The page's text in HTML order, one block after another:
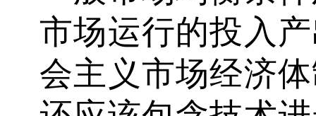
市场运行的投入
会主义市场经济